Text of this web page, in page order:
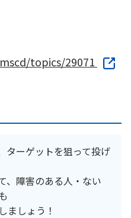
topics/29071
ターゲットを狙って投げ
、障害のある人・ない
ましょう！